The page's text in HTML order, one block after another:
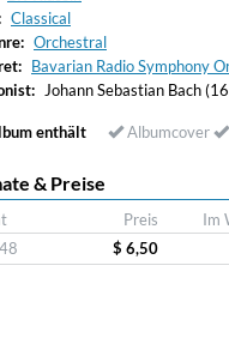
Classical
Orchestral
Bavarian Radio Symphony
Johann Sebastian Bach
enthält Albumcover
& Preise
Preis Im
$ 6,50